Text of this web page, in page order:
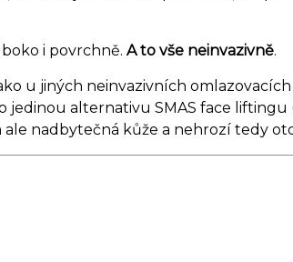
i povrchně. A to vše neinvazivně.
u jiných neinvazivních
jedinou alternativu SMAS face
nadbytečná kůže a nehrozí tedy